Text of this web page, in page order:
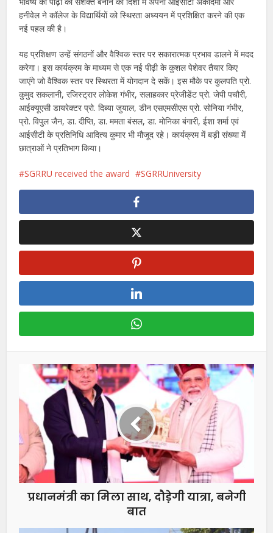
हनीवेल ने कॉलेज के विद्यार्थियों को स्थिरता अध्ययन में प्रशिक्षित करने की एक
नई पहल की है।
यह प्रशिक्षण उन्हें संगठनों और वैश्विक स्तर पर सकारात्मक प्रभाव डालने में मदद
करेगा। इस कार्यक्रम के माध्यम से एक नई पीढ़ी के कुशल पेशेवर तैयार किए
जाएंगे जो वैश्विक स्तर पर स्थिरता में योगदान दे सकें। इस मौके पर कुलपति प्रो.
कुमुद सकलानी, रजिस्ट्रार लोकेश गंभीर, सलाहकार प्रेजीडेंट प्रो. जेपी पचौरी,
आईक्यूएसी डायरेक्टर प्रो. दिब्या जुयाल, डीन एसएमसीएस प्रो. सोनिया गंभीर,
प्रो. विपुल जैन, डा. दीप्ति, डा. ममता बंसल, डा. मोनिका बंगारी, ईशा शर्मा एवं
आईसीटी के प्रतिनिधि आदित्य कुमार भी मौजूद रहे। कार्यक्रम में बड़ी संख्या में
छात्राओं ने प्रतिभाग किया।
SGRRU received the award SGRRUniversity
प्रधानमंत्री का मिला साथ, दौडे़गी यात्रा, बनेगी
बात